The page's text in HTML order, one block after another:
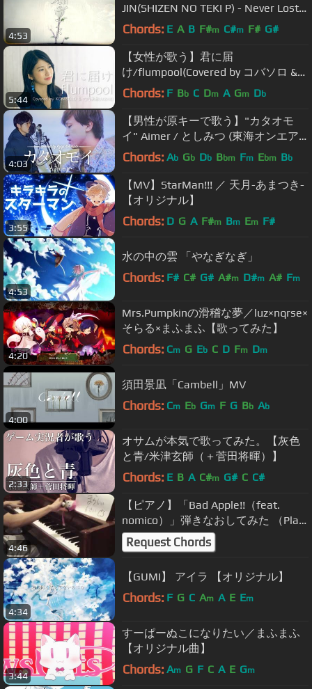
4:53
JIN(SHIZEN NO TEKI P) - Never Lost
Word
Chords: E A B F#m C#m F# G#
5:44
【女性が歌う】君に届
け/flumpool(Covered by コバソロ &
竹内美宥(AKB48))
Chords: F Bb C Dm A Gm Db
4:03
【男性が原キーで歌う】"カタオモ
イ" Aimer / としみつ (東海オンエア)
友情出演 - covered by 財部亮治
Chords: Ab Gb Db Bbm Fm Ebm Bb
3:55
【MV】StarMan!!! ／ 天月-あまつき-
【オリジナル】
Chords: D G A F#m Bm Em F#
4:53
水の中の雲 「やなぎなぎ」
Chords: F# C# G# A#m D#m A# Fm
4:20
Mrs.Pumpkinの滑稽な夢／luz×nqrse×
そらる×まふまふ【歌ってみた】
Chords: Cm G Eb C D Fm Dm
4:00
須田景凪「Cambell」MV
Chords: Cm Eb Gm F G Bb Ab
2:33
オサムが本気で歌ってみた。【灰色
と青/米津玄師（＋菅田将暉）】
Chords: E B A C#m G# C C#
4:46
【ピアノ】「Bad Apple!!（feat.
nomico）」弾きなおしてみた （Play
again）
Request Chords
4:34
【GUMI】 アイラ 【オリジナル】
Chords: F G C Am A E Em
3:44
すーぱーぬこになりたい／まふまふ
【オリジナル曲】
Chords: Am G F C A E Gm